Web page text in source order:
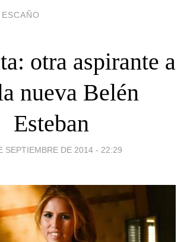
otra aspirante a
nueva Belén
Esteban
SEPTIEMBRE DE 2014 - 22:29